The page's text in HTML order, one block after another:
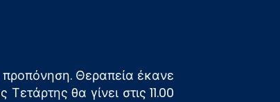
προπόνηση. Θεραπεία έκανε
θα γίνει στις 11.00